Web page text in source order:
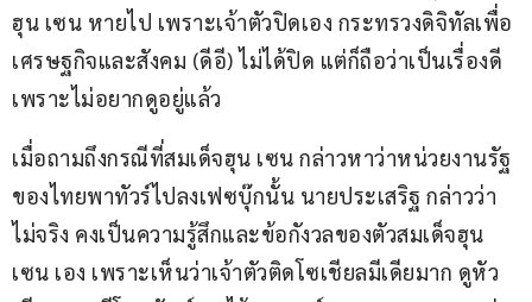
ฮุน เซน หายไป เพราะเจ้าตัวปิดเอง กระทรวงดิจิทัลเพื่อ
เศรษฐกิจและสังคม (ดีอี) ไม่ได้ปิด แต่ก็ถือว่าเป็นเรื่องดี
เพราะไม่อยากดูอยู่แล้ว
เมื่อถามถึงกรณีที่สมเด็จฮุน เซน กล่าวหาว่าหน่วยงานรัฐ
ของไทยพาทัวร์ไปลงเฟซบุ๊กนั้น นายประเสริฐ กล่าวว่า
ไม่จริง คงเป็นความรู้สึกและข้อกังวลของตัวสมเด็จฮุน
เซน เอง เพราะเห็นว่าเจ้าตัวติดโซเชียลมีเดียมาก ดูหัว